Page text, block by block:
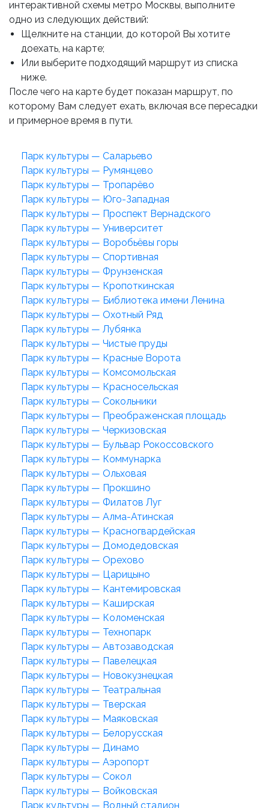
интерактивной схемы метро Москвы, выполните
одно из следующих действий:
Щелкните на станции, до которой Вы хотите
доехать, на карте;
Или выберите подходящий маршрут из списка
ниже.
После чего на карте будет показан маршрут, по
которому Вам следует ехать, включая все пересадки
и примерное время в пути.
Парк культуры — Саларьево
Парк культуры — Румянцево
Парк культуры — Тропарёво
Парк культуры — Юго-Западная
Парк культуры — Проспект Вернадского
Парк культуры — Университет
Парк культуры — Воробьёвы горы
Парк культуры — Спортивная
Парк культуры — Фрунзенская
Парк культуры — Кропоткинская
Парк культуры — Библиотека имени Ленина
Парк культуры — Охотный Ряд
Парк культуры — Лубянка
Парк культуры — Чистые пруды
Парк культуры — Красные Ворота
Парк культуры — Комсомольская
Парк культуры — Красносельская
Парк культуры — Сокольники
Парк культуры — Преображенская площадь
Парк культуры — Черкизовская
Парк культуры — Бульвар Рокоссовского
Парк культуры — Коммунарка
Парк культуры — Ольховая
Парк культуры — Прокшино
Парк культуры — Филатов Луг
Парк культуры — Алма-Атинская
Парк культуры — Красногвардейская
Парк культуры — Домодедовская
Парк культуры — Орехово
Парк культуры — Царицыно
Парк культуры — Кантемировская
Парк культуры — Каширская
Парк культуры — Коломенская
Парк культуры — Технопарк
Парк культуры — Автозаводская
Парк культуры — Павелецкая
Парк культуры — Новокузнецкая
Парк культуры — Театральная
Парк культуры — Тверская
Парк культуры — Маяковская
Парк культуры — Белорусская
Парк культуры — Динамо
Парк культуры — Аэропорт
Парк культуры — Сокол
Парк культуры — Войковская
Парк культуры — Водный стадион